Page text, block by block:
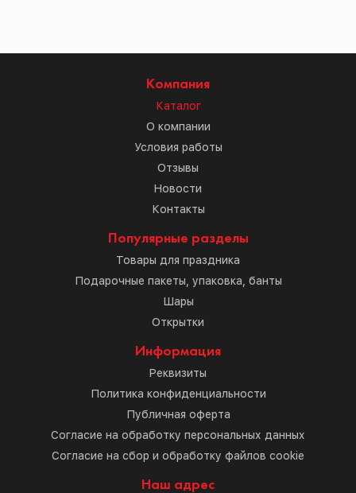
Компания
Каталог
О компании
Условия работы
Отзывы
Новости
Контакты
Популярные разделы
Товары для праздника
Подарочные пакеты, упаковка, банты
Шары
Открытки
Информация
Реквизиты
Политика конфиденциальности
Публичная оферта
Согласие на обработку персональных данных
Согласие на сбор и обработку файлов cookie
Наш адрес